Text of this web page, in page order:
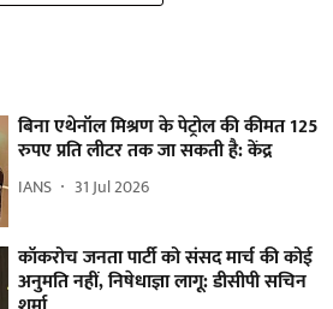
बिना एथेनॉल मिश्रण के पेट्रोल की कीमत 125
रुपए प्रति लीटर तक जा सकती है: केंद्र
IANS 31 Jul 2026
कॉकरोच जनता पार्टी को संसद मार्च की कोई
अनुमति नहीं, निषेधाज्ञा लागू: डीसीपी सचिन